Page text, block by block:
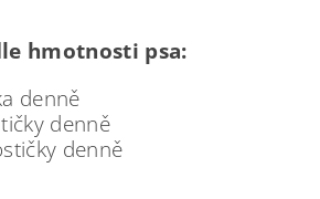
hmotnosti psa:
denně
denně
denně